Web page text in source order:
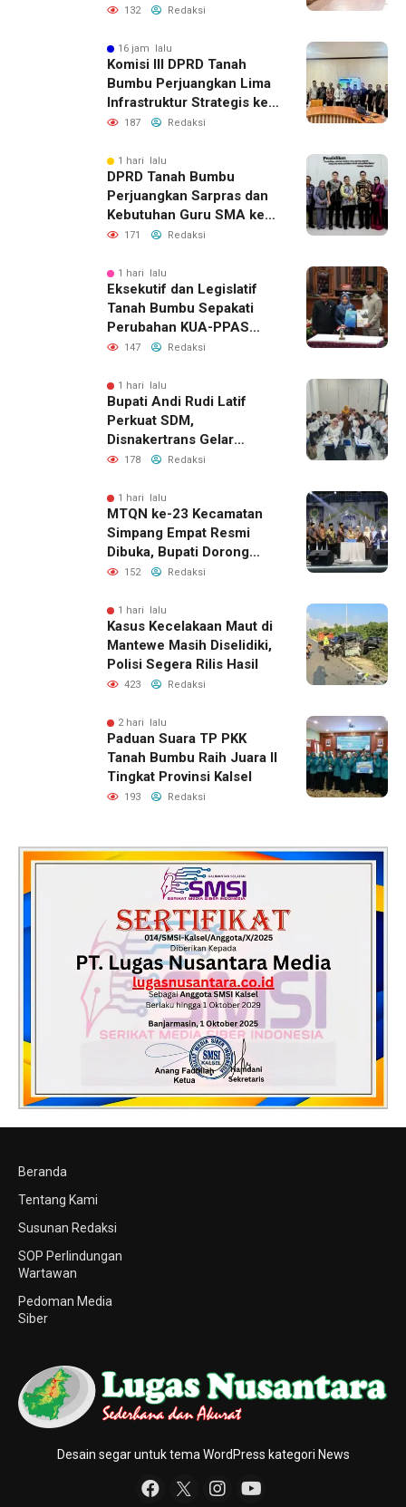
Bumbu Aktifkan Posko
132 Redaksi
16 jam lalu
Komisi III DPRD Tanah
Bumbu Perjuangkan Lima
Infrastruktur Strategis ke
BPJN XI Banjarmasin
187 Redaksi
1 hari lalu
DPRD Tanah Bumbu
Perjuangkan Sarpras dan
Kebutuhan Guru SMA ke
Pemprov Kalsel
171 Redaksi
1 hari lalu
Eksekutif dan Legislatif
Tanah Bumbu Sepakati
Perubahan KUA-PPAS
2026, Perkuat Sinergi
147 Redaksi
1 hari lalu
Bupati Andi Rudi Latif
Perkuat SDM,
Disnakertrans Gelar
Pelatihan Desain Grafis
178 Redaksi
1 hari lalu
MTQN ke-23 Kecamatan
Simpang Empat Resmi
Dibuka, Bupati Dorong
Lahirnya Generasi Qur’ani
152 Redaksi
1 hari lalu
Kasus Kecelakaan Maut di
Mantewe Masih Diselidiki,
Polisi Segera Rilis Hasil
423 Redaksi
2 hari lalu
Paduan Suara TP PKK
Tanah Bumbu Raih Juara II
Tingkat Provinsi Kalsel
193 Redaksi
Beranda
Tentang Kami
Susunan Redaksi
SOP Perlindungan
Wartawan
Pedoman Media
Siber
Desain segar untuk tema WordPress kategori News